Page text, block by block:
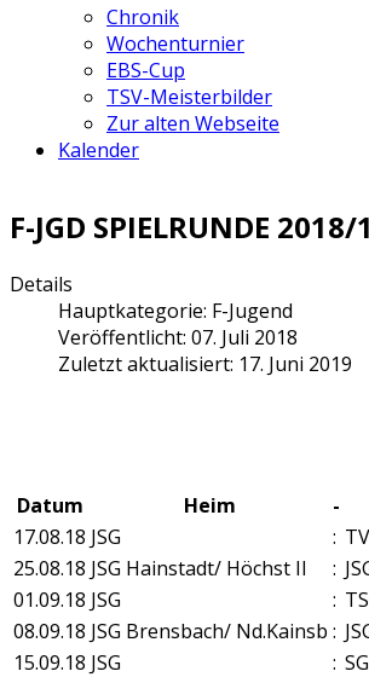
Chronik
Wochenturnier
EBS-Cup
TSV-Meisterbilder
Zur alten Webseite
Kalender
F-JGD SPIELRUNDE 2018/
Details
Hauptkategorie: F-Jugend
Veröffentlicht: 07. Juli 2018
Zuletzt aktualisiert: 17. Juni 2019
Datum Heim -
17.08.18 JSG :
25.08.18 JSG Hainstadt/ Höchst II :
01.09.18 JSG :
08.09.18 JSG Brensbach/ Nd.Kainsb :
15.09.18 JSG :